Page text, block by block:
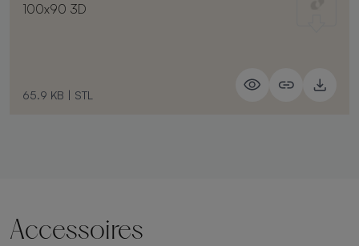
100x90 3D
65.9 KB | STL
Accessoires